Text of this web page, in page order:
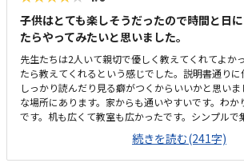
子供はとても楽しそうだったので時間と日
たらやってみたいと思いました。
先生たちは2人いて親切で優しく教えてくれてよか
たら教えてくれるという感じでした。説明書通り
しっかり読んだり見る癖がつくからいいかと思い
な場所にあります。家からも通いやすいです。わ
です。机も広くて教室も広かったです。シンプルで
ので良かったと思います。他の習い事に比べると高
ングの中では普通か安い方かと思いました。実際ロ
せて楽しそうでした。
続きを読む(241字)